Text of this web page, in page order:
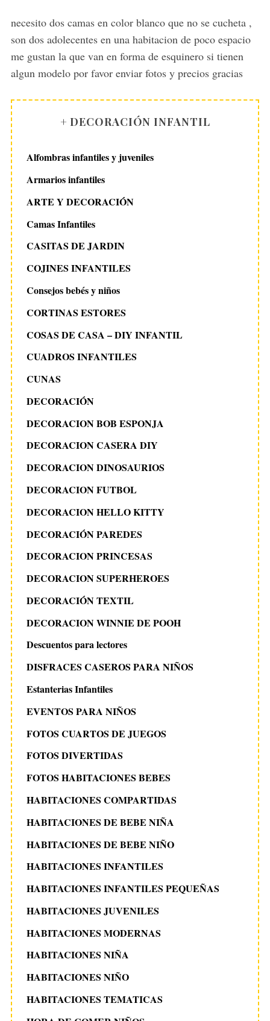
s
:
necesito dos camas en color blanco que no se cucheta ,
son dos adolecentes en una habitacion de poco espacio
me gustan la que van en forma de esquinero si tienen
algun modelo por favor enviar fotos y precios gracias
+ DECORACIÓN INFANTIL
Alfombras infantiles y juveniles
Armarios infantiles
ARTE Y DECORACIÓN
Camas Infantiles
CASITAS DE JARDIN
COJINES INFANTILES
Consejos bebés y niños
CORTINAS ESTORES
COSAS DE CASA – DIY INFANTIL
CUADROS INFANTILES
CUNAS
DECORACIÓN
DECORACION BOB ESPONJA
DECORACION CASERA DIY
DECORACION DINOSAURIOS
DECORACION FUTBOL
DECORACION HELLO KITTY
DECORACIÓN PAREDES
DECORACION PRINCESAS
DECORACION SUPERHEROES
DECORACIÓN TEXTIL
DECORACION WINNIE DE POOH
Descuentos para lectores
DISFRACES CASEROS PARA NIÑOS
Estanterias Infantiles
EVENTOS PARA NIÑOS
FOTOS CUARTOS DE JUEGOS
FOTOS DIVERTIDAS
FOTOS HABITACIONES BEBES
HABITACIONES COMPARTIDAS
HABITACIONES DE BEBE NIÑA
HABITACIONES DE BEBE NIÑO
HABITACIONES INFANTILES
HABITACIONES INFANTILES PEQUEÑAS
HABITACIONES JUVENILES
HABITACIONES MODERNAS
HABITACIONES NIÑA
HABITACIONES NIÑO
HABITACIONES TEMATICAS